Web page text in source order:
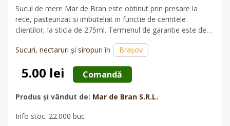
Sucul de mere Mar de Bran este obtinut prin presare la
rece, pasteurizat si imbuteliat in functie de cerintele
clientilor, la sticla de 275ml. Termenul de garantie este de
+5/+20 grade.
Sucuri, nectaruri și siropuri în Brașov
5.00 lei Comandă
Produs și vândut de: Mar de Bran S.R.L.
Info stoc: 22.000 buc